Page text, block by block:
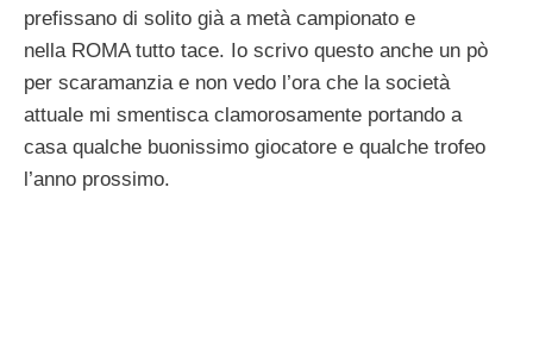
prefissano di solito già a metà campionato e
nella ROMA tutto tace. Io scrivo questo anche un pò
per scaramanzia e non vedo l’ora che la società
attuale mi smentisca clamorosamente portando a
casa qualche buonissimo giocatore e qualche trofeo
l’anno prossimo.